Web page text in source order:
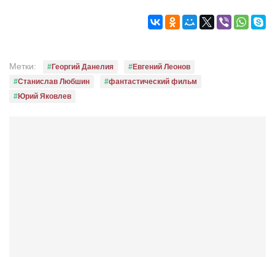
Метки: Георгий Данелия
Евгений Леонов
Станислав Любшин
фантастический фильм
Юрий Яковлев